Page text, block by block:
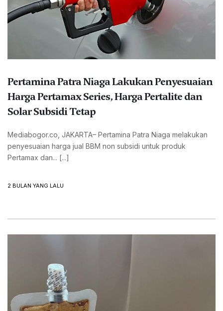
Pertamina Patra Niaga Lakukan Penyesuaian
Harga Pertamax Series, Harga Pertalite dan
Solar Subsidi Tetap
Mediabogor.co, JAKARTA– Pertamina Patra Niaga melakukan
penyesuaian harga jual BBM non subsidi untuk produk
Pertamax dan... [...]
2 BULAN YANG LALU